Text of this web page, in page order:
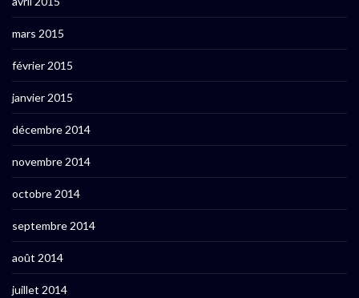
mars 2015
février 2015
janvier 2015
décembre 2014
novembre 2014
octobre 2014
septembre 2014
août 2014
juillet 2014